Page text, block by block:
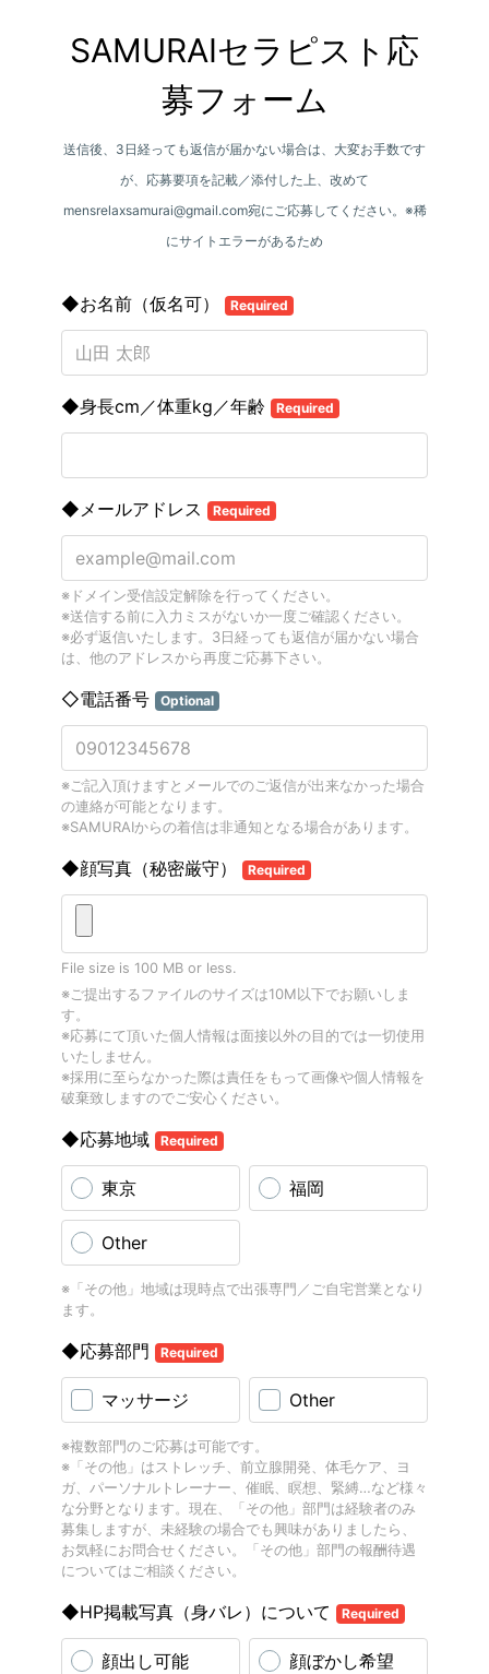
SAMURAIセラピスト応
募フォーム
送信後、3日経っても返信が届かない場合は、大変お手数です
が、応募要項を記載／添付した上、改めて
mensrelaxsamurai@gmail.com宛にご応募してください。※稀
にサイトエラーがあるため
◆お名前（仮名可） Required
◆身長cm／体重kg／年齢 Required
◆メールアドレス Required
※ドメイン受信設定解除を行ってください。
※送信する前に入力ミスがないか一度ご確認ください。
※必ず返信いたします。3日経っても返信が届かない場合
は、他のアドレスから再度ご応募下さい。
◇電話番号 Optional
※ご記入頂けますとメールでのご返信が出来なかった場合
の連絡が可能となります。
※SAMURAIからの着信は非通知となる場合があります。
◆顔写真（秘密厳守） Required
File size is 100 MB or less.
※ご提出するファイルのサイズは10M以下でお願いしま
す。
※応募にて頂いた個人情報は面接以外の目的では一切使用
いたしません。
※採用に至らなかった際は責任をもって画像や個人情報を
破棄致しますのでご安心ください。
◆応募地域 Required
東京 福岡
Other
※「その他」地域は現時点で出張専門／ご自宅営業となり
ます。
◆応募部門 Required
マッサージ Other
※複数部門のご応募は可能です。
※「その他」はストレッチ、前立腺開発、体毛ケア、ヨ
ガ、パーソナルトレーナー、催眠、瞑想、緊縛…など様々
な分野となります。現在、「その他」部門は経験者のみ
募集しますが、未経験の場合でも興味がありましたら、
お気軽にお問合せください。「その他」部門の報酬待遇
についてはご相談ください。
◆HP掲載写真（身バレ）について Required
顔出し可能 顔ぼかし希望